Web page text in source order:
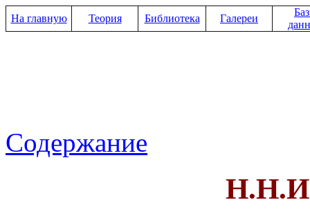
На главную Теория Библиотека Галереи
Содержание